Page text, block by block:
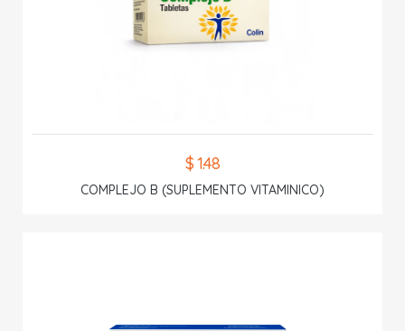
$ 1.48
COMPLEJO B (SUPLEMENTO VITAMINICO)